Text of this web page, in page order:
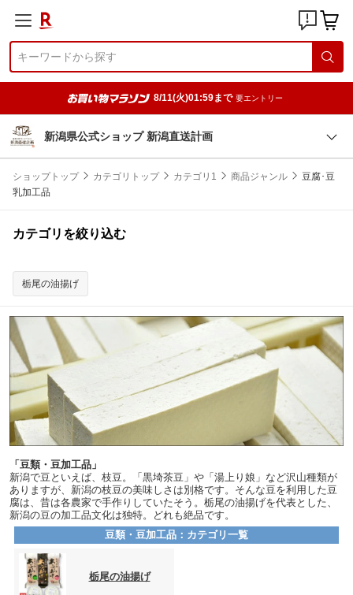
8/11(火)01:59まで 要エントリー
新潟県公式ショップ 新潟直送計画
ショップトップ カテゴリトップ カテゴリ1 商品ジャンル
豆腐･豆
乳加工品
カテゴリを絞り込む
栃尾の油揚げ
「豆類・豆加工品」
新潟で豆といえば、枝豆。「黒埼茶豆」や「湯上り娘」など沢山種類が
ありますが、新潟の枝豆の美味しさは別格です。そんな豆を利用した豆
腐は、昔は各農家で手作りしていたそう。栃尾の油揚げを代表とした、
新潟の豆の加工品文化は独特。どれも絶品です。
豆類・豆加工品：カテゴリ一覧
栃尾の油揚げ